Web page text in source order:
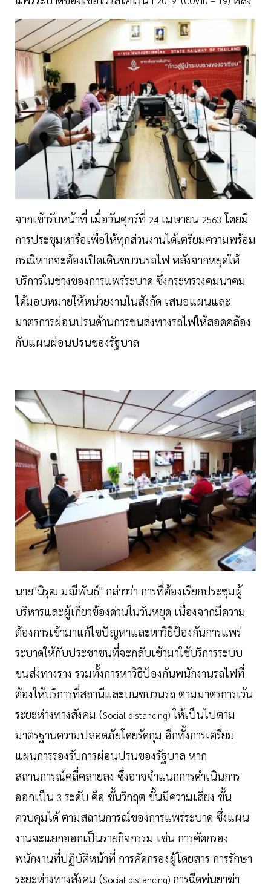
จากเข้ารับหน้าที่ เมื่อวันศุกร์ที่ 24 เมษายน 2563 โดยมี
การประชุมหารือเพื่อให้ทุกส่วนงานได้เตรียมความพร้อม
กรณีหากจะต้องเปิดเดินขบวนรถไฟ หลังจากหยุดให้
บริการในช่วงของการแพร่ระบาด ซึ่งกระทรวงคมนาคม
ได้มอบหมายให้หน่วยงานในสังกัด เสนอแผนและ
มาตรการผ่อนปรนด้านการขนส่งทางรถไฟให้สอดคล้อง
กับแผนผ่อนปรนของรัฐบาล
นาย"นิรุฒ มณีพันธ์" กล่าวว่า การที่ต้องเรียกประชุมผู้
บริหารและผู้เกี่ยวข้องด่วนในวันหยุด เนื่องจากมีความ
ต้องการเข้ามาแก้ไขปัญหาและหาวิธีป้องกันการแพร่
ระบาดให้กับประชาชนที่จะกลับเข้ามาใช้บริการระบบ
ขนส่งทางราง รวมทั้งการหาวิธีป้องกันพนักงานรถไฟที่
ต้องให้บริการที่สถานีและบนขบวนรถ ตามมาตรการเว้น
ระยะห่างทางสังคม (Social distancing) ให้เป็นไปตาม
มาตรฐานความปลอดภัยโดยรัดกุม อีกทั้งการเตรียม
แผนการรองรับการผ่อนปรนของรัฐบาล หาก
สถานการณ์คลี่คลายลง ซึ่งอาจจำแนกการดำเนินการ
ออกเป็น 3 ระดับ คือ ขั้นวิกฤต ขั้นมีความเสี่ยง ขั้น
ควบคุมได้ ตามสถานการณ์ของการแพร่ระบาด ซึ่งแผน
งานจะแยกออกเป็นรายกิจกรรม เช่น การคัดกรอง
พนักงานที่ปฏิบัติหน้าที่ การคัดกรองผู้โดยสาร การรักษา
ระยะห่างทางสังคม (Social distancing) การฉีดพ่นยาฆ่า